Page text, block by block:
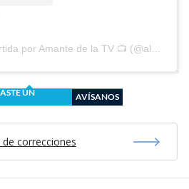
Una publicación compartida por Amante de la TV 📺 (@alguien_te_observa)
UN
AVÍSANOS
correcciones